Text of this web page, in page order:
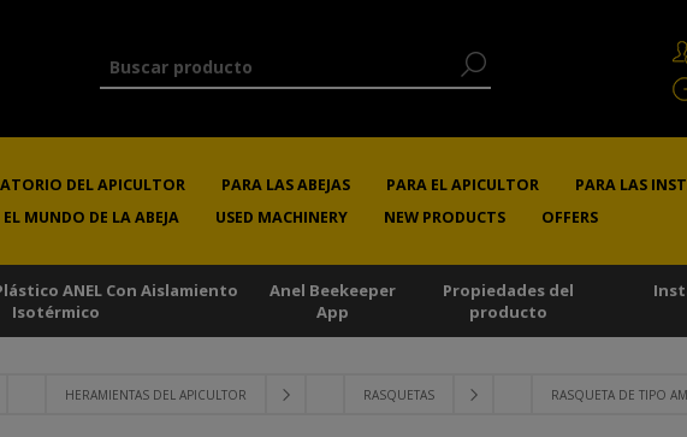
DEL APICULTOR PARA LAS ABEJAS PARA EL APICULTOR
PARA LAS
EL MUNDO DE LA ABEJA
USED MACHINERY NEW PRODUCTS OFFERS
ANEL Con Aislamiento
Isotérmico
Anel Beekeeper
App
Propiedades del
producto
HERAMIENTAS DEL APICULTOR RASQUETAS RASQUETA DE TIPO